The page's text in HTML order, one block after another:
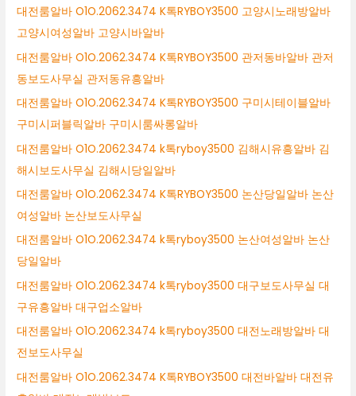
대전룸알바 O1O.2062.3474 K톡RYBOY3500 고양시노래방알바
고양시여성알바 고양시바알바
대전룸알바 O1O.2062.3474 K톡RYBOY3500 관저동바알바 관저
동보도사무실 관저동유흥알바
대전룸알바 O1O.2062.3474 K톡RYBOY3500 구미시테이블알바
구미시퍼블릭알바 구미시룸싸롱알바
대전룸알바 O1O.2062.3474 k톡ryboy3500 김해시유흥알바 김
해시보도사무실 김해시당일알바
대전룸알바 O1O.2062.3474 K톡RYBOY3500 논산당일알바 논산
여성알바 논산보도사무실
대전룸알바 O1O.2062.3474 k톡ryboy3500 논산여성알바 논산
당일알바
대전룸알바 O1O.2062.3474 k톡ryboy3500 대구보도사무실 대
구유흥알바 대구업소알바
대전룸알바 O1O.2062.3474 k톡ryboy3500 대전노래방알바 대
전보도사무실
대전룸알바 O1O.2062.3474 K톡RYBOY3500 대전바알바 대전유